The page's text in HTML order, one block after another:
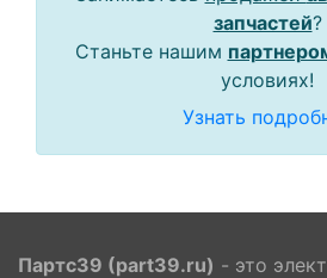
запчастей?
Станьте нашим
условиях!
Узнать
Партс39 (part39.ru) - это